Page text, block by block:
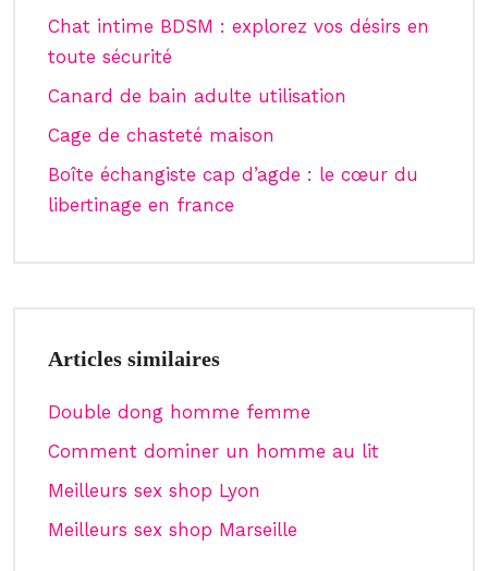
Chat intime BDSM : explorez vos désirs en
toute sécurité
Canard de bain adulte utilisation
Cage de chasteté maison
Boîte échangiste cap d’agde : le cœur du
libertinage en france
Articles similaires
Double dong homme femme
Comment dominer un homme au lit
Meilleurs sex shop Lyon
Meilleurs sex shop Marseille